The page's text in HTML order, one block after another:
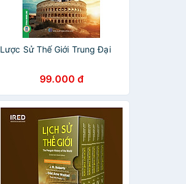
Lược Sử Thế Giới Trung Đại
99.000 đ